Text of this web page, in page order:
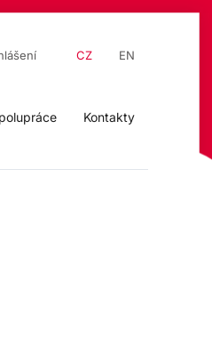
CZ EN
Kontakty